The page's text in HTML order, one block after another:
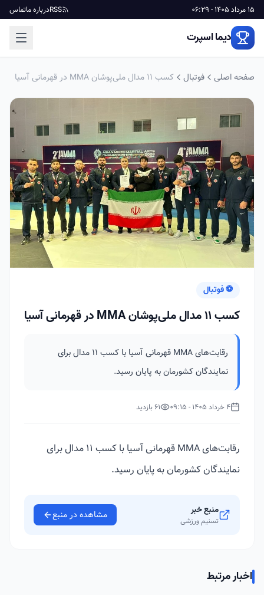
15 مرداد 1405 - 06:29 RSSدرباره ماتماس
دیما اسپرت
صفحه اصلی فوتبال کسب 11 مدال ملی‌پوشان MMA در قهرمانی آسیا
⚽ فوتبال
کسب 11 مدال ملی‌پوشان MMA در قهرمانی آسیا
رقابت‌های MMA قهرمانی آسیا با کسب 11 مدال برای
نمایندگان کشورمان به پایان رسید.
4 خرداد 1405 - 09:15 61 بازدید
رقابت‌های MMA قهرمانی آسیا با کسب 11 مدال برای
نمایندگان کشورمان به پایان رسید.
منبع خبر
تسنیم ورزشی مشاهده در منبع
اخبار مرتبط